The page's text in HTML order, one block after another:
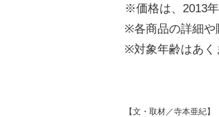
※価格は、2013年
※各商品の詳細や
※対象年齢はあく
【文・取材／寺本亜紀】